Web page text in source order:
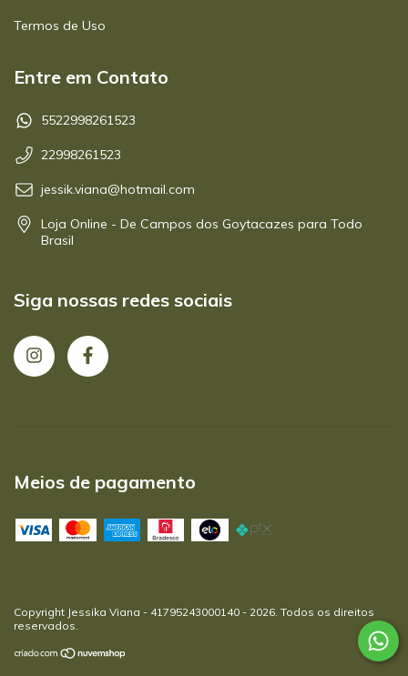
Termos de Uso
Entre em Contato
5522998261523
22998261523
jessik.viana@hotmail.com
Loja Online - De Campos dos Goytacazes para Todo
Brasil
Siga nossas redes sociais
Meios de pagamento
Copyright Jessika Viana - 41795243000140 - 2026. Todos os direitos
reservados.